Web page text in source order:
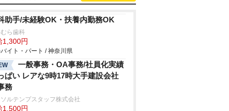
助手/未経験OK・扶養内勤務OK
ら歯科
1,300円
イト・パート / 神奈川県
一般事務・OA事務/社員化実績
ぱい レアな9時17時大手建設会社
務
ルテンプスタッフ株式会社
1,500円